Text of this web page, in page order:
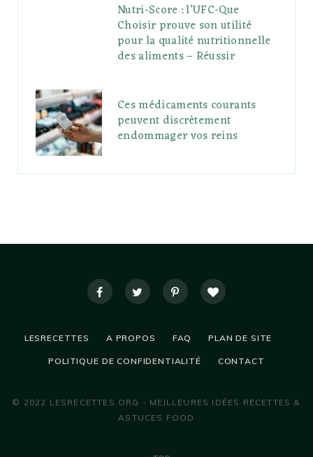
Nutri-Score : l’UFC-Que
Choisir prouve son utilité
pour la qualité nutritionnelle
des aliments – Réussir
Ces médicaments courants
peuvent discrètement
endommager vos reins
LESRECETTES A PROPOS FAQ PLAN DE SITE
POLITIQUE DE CONFIDENTIALITÉ CONTACT
© 2022 LESRECETTES.ORG - MEILLEURES IDÉES RECETTES &
ASTUCES FOOD